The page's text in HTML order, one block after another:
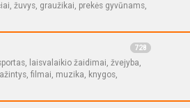
žuvys, graužikai, prekės gyvūnams,
728
laisvalaikio žaidimai, žvejyba,
filmai, muzika, knygos,